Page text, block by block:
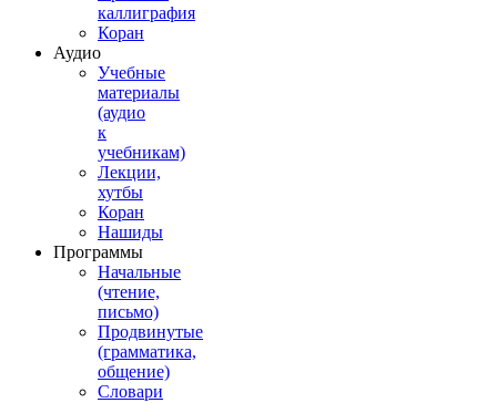
каллиграфия
Коран
Аудио
Учебные
материалы
(аудио
к
учебникам)
Лекции,
хутбы
Коран
Нашиды
Программы
Начальные
(чтение,
письмо)
Продвинутые
(грамматика,
общение)
Словари